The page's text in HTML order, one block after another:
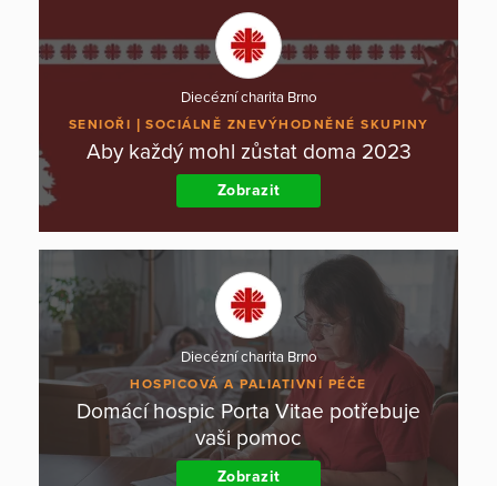
Diecézní charita Brno
SENIOŘI SOCIÁLNĚ ZNEVÝHODNĚNÉ SKUPINY
Aby každý mohl zůstat doma 2023
Zobrazit
Diecézní charita Brno
HOSPICOVÁ A PALIATIVNÍ PÉČE
Domácí hospic Porta Vitae potřebuje
vaši pomoc
Zobrazit